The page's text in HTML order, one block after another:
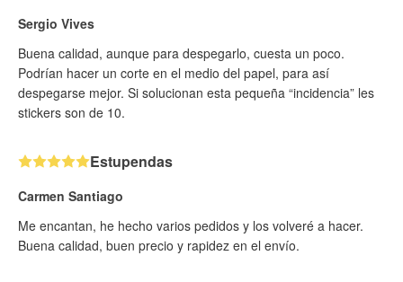
Sergio Vives
Buena calidad, aunque para despegarlo, cuesta un poco.
Podrían hacer un corte en el medio del papel, para así
despegarse mejor. Si solucionan esta pequeña “incidencia” les
stickers son de 10.
Estupendas
Carmen Santiago
Me encantan, he hecho varios pedidos y los volveré a hacer.
Buena calidad, buen precio y rapidez en el envío.